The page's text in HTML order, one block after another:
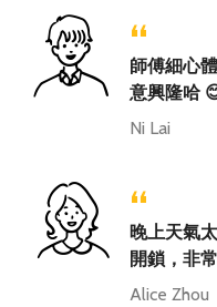
“
師傅細心
意興隆哈
Ni Lai
“
晚上天氣
開鎖，非
Alice Zhou